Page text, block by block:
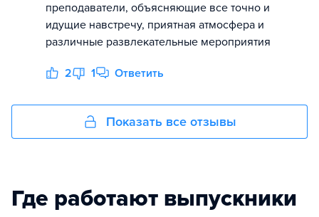
преподаватели, объясняющие все точно и
идущие навстречу, приятная атмосфера и
различные развлекательные мероприятия
2 1 Ответить
Показать все отзывы
Где работают выпускники